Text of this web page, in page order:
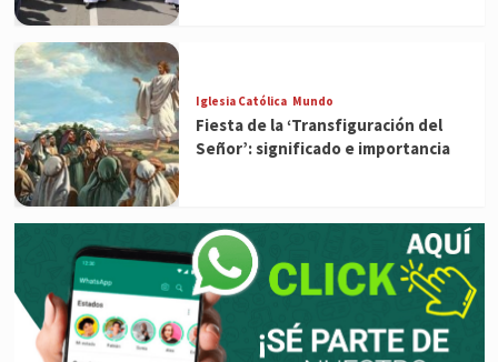
Iglesia Católica Mundo
Fiesta de la ‘Transfiguración del
Señor’: significado e importancia